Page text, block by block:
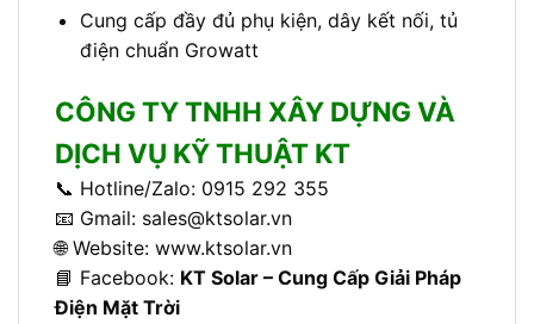
Cung cấp đầy đủ phụ kiện, dây kết nối, tủ
điện chuẩn Growatt
CÔNG TY TNHH XÂY DỰNG VÀ
DỊCH VỤ KỸ THUẬT KT
📞 Hotline/Zalo: 0915 292 355
📧 Gmail: sales@ktsolar.vn
🌐 Website: www.ktsolar.vn
📘 Facebook: KT Solar – Cung Cấp Giải Pháp
Điện Mặt Trời